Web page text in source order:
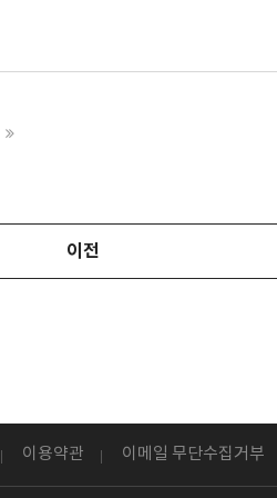
이전
이용약관 이메일 무단수집거부